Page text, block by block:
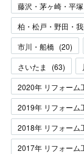
藤沢・茅ヶ崎・平塚
柏・松戸・野田・
市川・船橋 (20)
さいたま
(63)
2020年 リフォーム
2019年 リフォーム
2018年 リフォーム
2017年 リフォーム